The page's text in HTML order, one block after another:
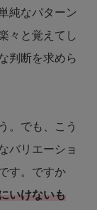
純なパターン
々と覚えてし
判断を求めら
。でも、こう
バリエーショ
す。ですか
いけないも